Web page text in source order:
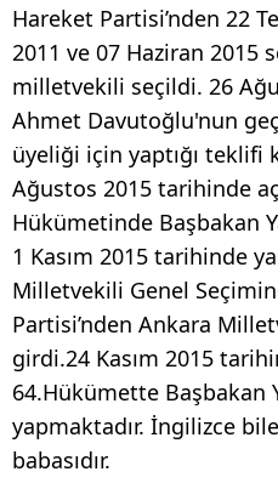
Hareket Partisi’nden 22
2011 ve 07 Haziran 2015
milletvekili seçildi. 26
Ahmet Davutoğlu'nun
üyeliği için yaptığı teklifi
Ağustos 2015 tarihinde
Hükümetinde Başbakan
1 Kasım 2015 tarihinde
Milletvekili Genel
Partisi’nden Ankara
girdi.24 Kasım 2015
64.Hükümette Başbakan
yapmaktadır. İngilizce
babasıdır.